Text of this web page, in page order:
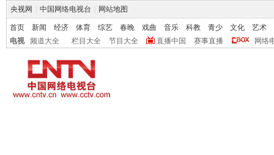
央视网 中国网络电视台 网站地图
首页 新闻 经济 体育 综艺 春晚 戏曲 音乐 科教 青少 文化
艺术
电视
频道大全 栏目大全 节目大全 直播中国 赛事直播 网络